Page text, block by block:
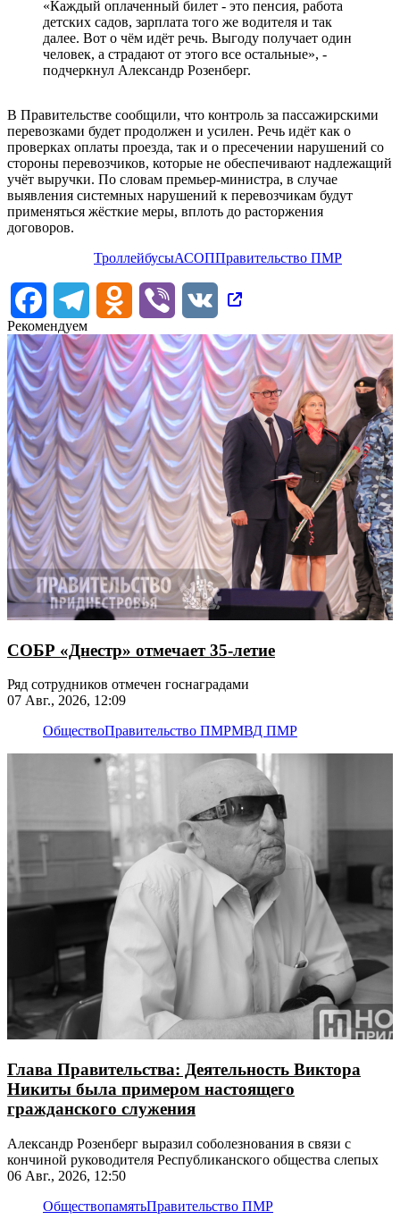
«Каждый оплаченный билет - это пенсия, работа
детских садов, зарплата того же водителя и так
далее. Вот о чём идёт речь. Выгоду получает один
человек, а страдают от этого все остальные», -
подчеркнул Александр Розенберг.
В Правительстве сообщили, что контроль за пассажирскими
перевозками будет продолжен и усилен. Речь идёт как о
проверках оплаты проезда, так и о пресечении нарушений со
стороны перевозчиков, которые не обеспечивают надлежащий
учёт выручки. По словам премьер-министра, в случае
выявления системных нарушений к перевозчикам будут
применяться жёсткие меры, вплоть до расторжения
договоров.
ТроллейбусыАСОППравительство ПМР
FacebookTelegram Odnoklassniki
Viber
VK
Рекомендуем
СОБР «Днестр» отмечает 35-летие
Ряд сотрудников отмечен госнаградами
07 Авг., 2026, 12:09
ОбществоПравительство ПМРМВД ПМР
Глава Правительства: Деятельность Виктора
Никиты была примером настоящего
гражданского служения
Александр Розенберг выразил соболезнования в связи с
кончиной руководителя Республиканского общества слепых
06 Авг., 2026, 12:50
ОбществопамятьПравительство ПМР